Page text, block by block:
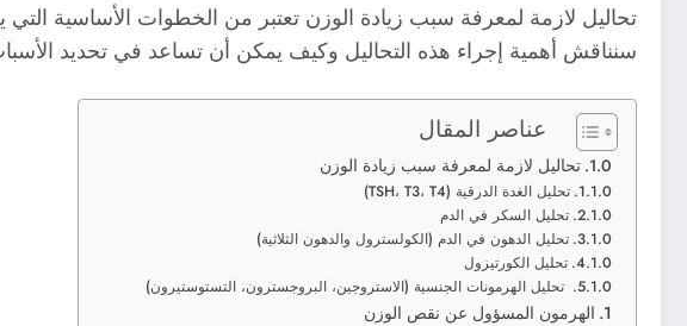
تحاليل لازمة لمعرفة سبب زيادة الوزن تعتبر من الخطوات الأساسية
سنناقش أهمية إجراء هذه التحاليل وكيف يمكن أن تساعد في تحديد
عناصر المقال
تحاليل لازمة لمعرفة سبب زيادة الوزن
تحليل الغدة الدرقية (TSH، T3، T4)
تحليل السكر في الدم
تحليل الدهون في الدم (الكولسترول والدهون الثلاثية)
تحليل الكورتيزول
تحليل الهرمونات الجنسية (الاستروجين، البروجسترون، التستوستيرون)
الهرمون المسؤول عن نقص الوزن